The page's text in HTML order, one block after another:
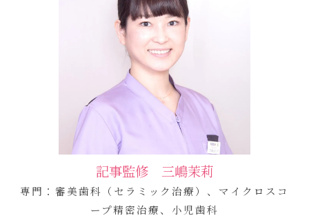
記事監修 三嶋茉莉
専門：審美歯科（セラミック治療）、マイクロスコ
ープ精密治療、小児歯科